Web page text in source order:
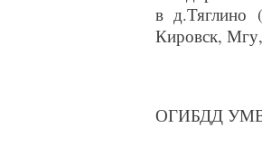
в д.Тяглино
Кировск,
ОГИБДД